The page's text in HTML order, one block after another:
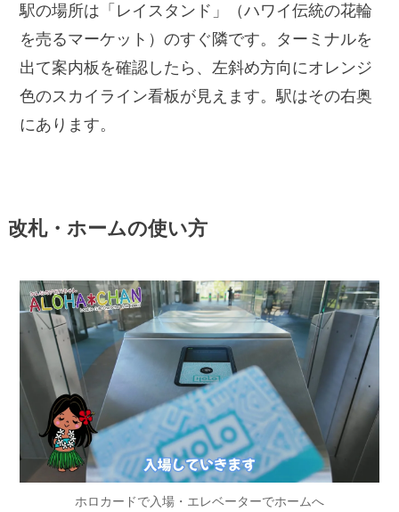
駅の場所は「レイスタンド」（ハワイ伝統の花輪
を売るマーケット）のすぐ隣です。ターミナルを
出て案内板を確認したら、左斜め方向にオレンジ
色のスカイライン看板が見えます。駅はその右奥
にあります。
改札・ホームの使い方
ホロカードで入場・エレベーターでホームへ